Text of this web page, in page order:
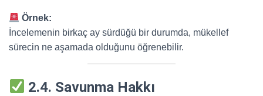
Örnek:
İncelemenin birkaç ay sürdüğü bir durumda, mükellef
sürecin ne aşamada olduğunu öğrenebilir.
2.4. Savunma Hakkı